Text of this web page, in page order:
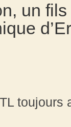
un
toujours